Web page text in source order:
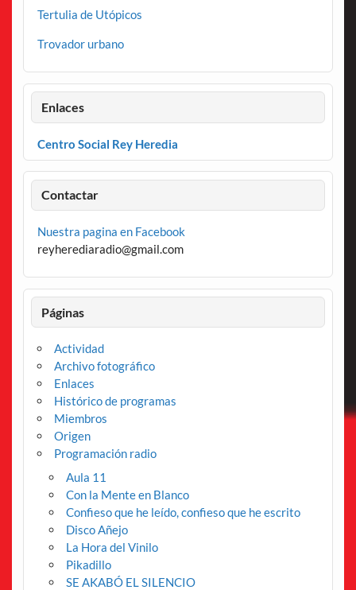
Tertulia de Utópicos
Trovador urbano
Enlaces
Centro Social Rey Heredia
Contactar
Nuestra pagina en Facebook
reyherediaradio@gmail.com
Páginas
Actividad
Archivo fotográfico
Enlaces
Histórico de programas
Miembros
Origen
Programación radio
Aula 11
Con la Mente en Blanco
Confieso que he leído, confieso que he escrito
Disco Añejo
La Hora del Vinilo
Pikadillo
SE AKABÓ EL SILENCIO